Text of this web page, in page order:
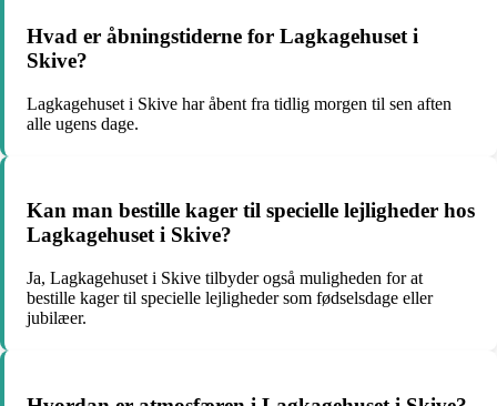
Hvad er åbningstiderne for Lagkagehuset i
Skive?
Lagkagehuset i Skive har åbent fra tidlig morgen til sen aften
alle ugens dage.
Kan man bestille kager til specielle lejligheder hos
Lagkagehuset i Skive?
Ja, Lagkagehuset i Skive tilbyder også muligheden for at
bestille kager til specielle lejligheder som fødselsdage eller
jubilæer.